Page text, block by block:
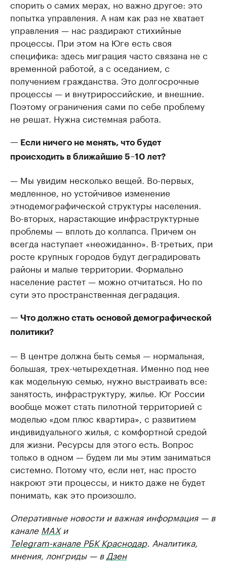
спорить о самих мерах, но важно другое: это
попытка управления. А нам как раз не хватает
управления — нас раздирают стихийные
процессы. При этом на Юге есть своя
специфика: здесь миграция часто связана не с
временной работой, а с оседанием, с
получением гражданства. Это долгосрочные
процессы — и внутрироссийские, и внешние.
Поэтому ограничения сами по себе проблему
не решат. Нужна системная работа.
— Если ничего не менять, что будет
происходить в ближайшие 5–10 лет?
— Мы увидим несколько вещей. Во-первых,
медленное, но устойчивое изменение
этнодемографической структуры населения.
Во-вторых, нарастающие инфраструктурные
проблемы — вплоть до коллапса. Причем он
всегда наступает «неожиданно». В-третьих, при
росте крупных городов будут деградировать
районы и малые территории. Формально
население растет — можно отчитаться. Но по
сути это пространственная деградация.
— Что должно стать основой демографической
политики?
— В центре должна быть семья — нормальная,
большая, трех-четырехдетная. Именно под нее
как модельную семью, нужно выстраивать все:
занятость, инфраструктуру, жилье. Юг России
вообще может стать пилотной территорией с
моделью «дом плюс квартира», с развитием
индивидуального жилья, с комфортной средой
для жизни. Ресурсы для этого есть. Вопрос
только в одном — будем ли мы этим заниматься
системно. Потому что, если нет, нас просто
накроют эти процессы, и никто даже не будет
понимать, как это произошло.
Оперативные новости и важная информация — в
канале MAXи
Telegram-канале РБК Краснодар. Аналитика,
мнения, лонгриды — в Дзен